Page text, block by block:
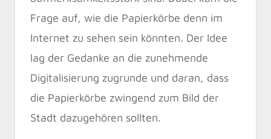
Frage auf, wie die Papierkörbe denn im
Internet zu sehen sein könnten. Der Idee
lag der Gedanke an die zunehmende
Digitalisierung zugrunde und daran, dass
die Papierkörbe zwingend zum Bild der
Stadt dazugehören sollten.